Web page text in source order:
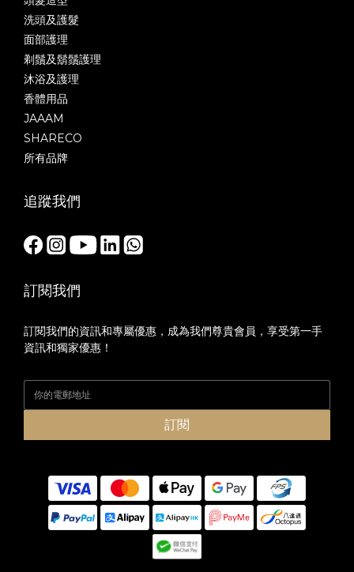
洗頭及護髮
面部護理
剃鬚及鬍鬚護理
沐浴及護理
香體用品
JAAAM
SHARECO
所有品牌
追蹤我們
訂閱我們
訂閱我們的資訊和專屬優惠，成為我們尊貴會員，享受第一手
資訊和獨家優惠！
訂閱